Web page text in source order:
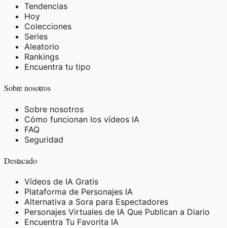
Tendencias
Hoy
Colecciones
Series
Aleatorio
Rankings
Encuentra tu tipo
Sobre nosotros
Sobre nosotros
Cómo funcionan los vídeos IA
FAQ
Seguridad
Destacado
Vídeos de IA Gratis
Plataforma de Personajes IA
Alternativa a Sora para Espectadores
Personajes Virtuales de IA Que Publican a Diario
Encuentra Tu Favorita IA